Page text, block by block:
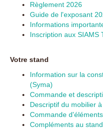
Règlement 2026
Guide de l'exposant
Informations
Inscription aux SIAMS
Votre stand
Information sur la
(Syma)
Commande et
Descriptif du mobilier
Commande
Compléments au